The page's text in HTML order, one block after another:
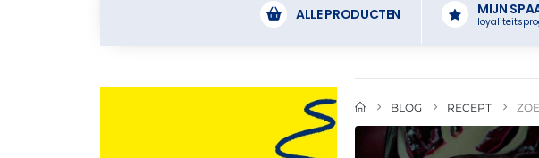
ALLE PRODUCTEN MIJN
BLOG RECEPT